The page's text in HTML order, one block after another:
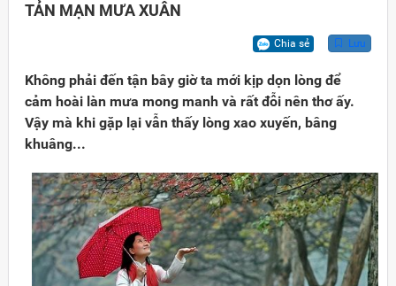
TẢN MẠN MƯA XUÂN
Chia sẻ Lưu
Không phải đến tận bây giờ ta mới kịp dọn lòng để
cảm hoài làn mưa mong manh và rất đỗi nên thơ ấy.
Vậy mà khi gặp lại vẫn thấy lòng xao xuyến, bâng
khuâng...